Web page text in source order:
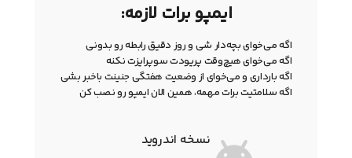
ایمپو برات لازمه:
اگه می‌خوای بچه‌دار شی و روز دقیق رابطه رو بدونی
اگه می‌خوای هیچ‌وقت پریودت سوپرایزت نکنه
اگه بارداری و می‌خوای از وضعیت هفتگی جنینت باخبر بشی
اگه سلامتیت برات مهمه، همین الان ایمپو رو نصب کن
نسخه اندروید